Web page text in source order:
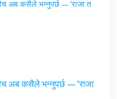
अब कसैले भन्नुपर्छ — ‘राजा